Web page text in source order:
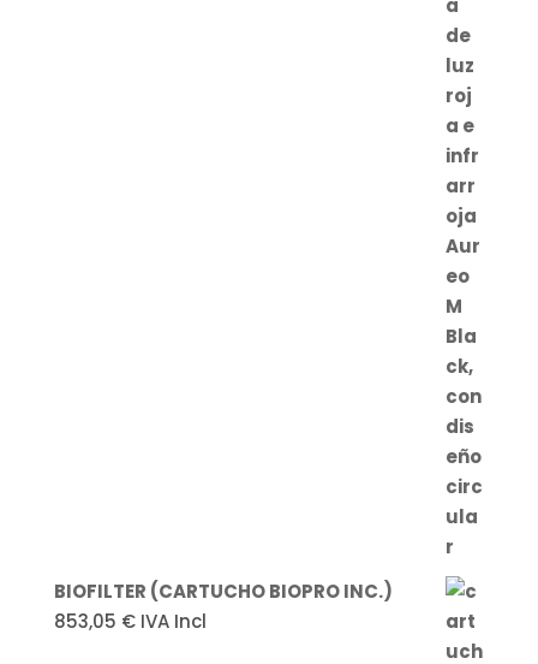
BIOFILTER (CARTUCHO BIOPRO INC.)
853,05 € IVA Incl